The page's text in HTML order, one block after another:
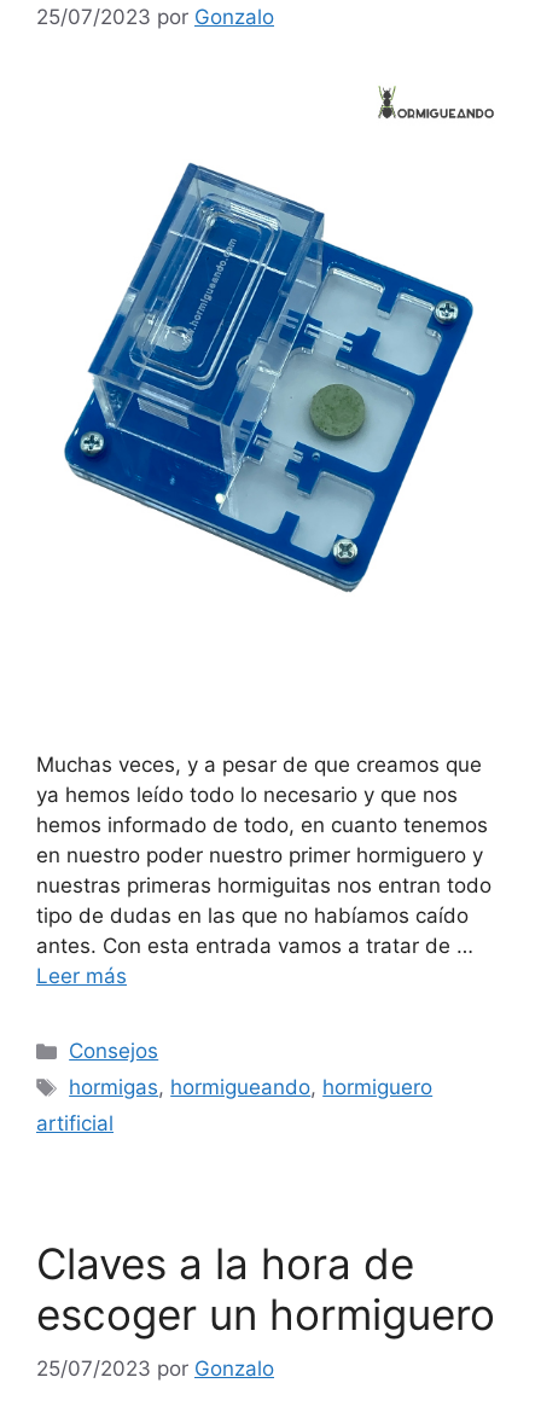
25/07/2023 por Gonzalo
Muchas veces, y a pesar de que creamos que
ya hemos leído todo lo necesario y que nos
hemos informado de todo, en cuanto tenemos
en nuestro poder nuestro primer hormiguero y
nuestras primeras hormiguitas nos entran todo
tipo de dudas en las que no habíamos caído
antes. Con esta entrada vamos a tratar de …
Leer más
Consejos
hormigas, hormigueando, hormiguero
artificial
Claves a la hora de
escoger un hormiguero
25/07/2023 por Gonzalo